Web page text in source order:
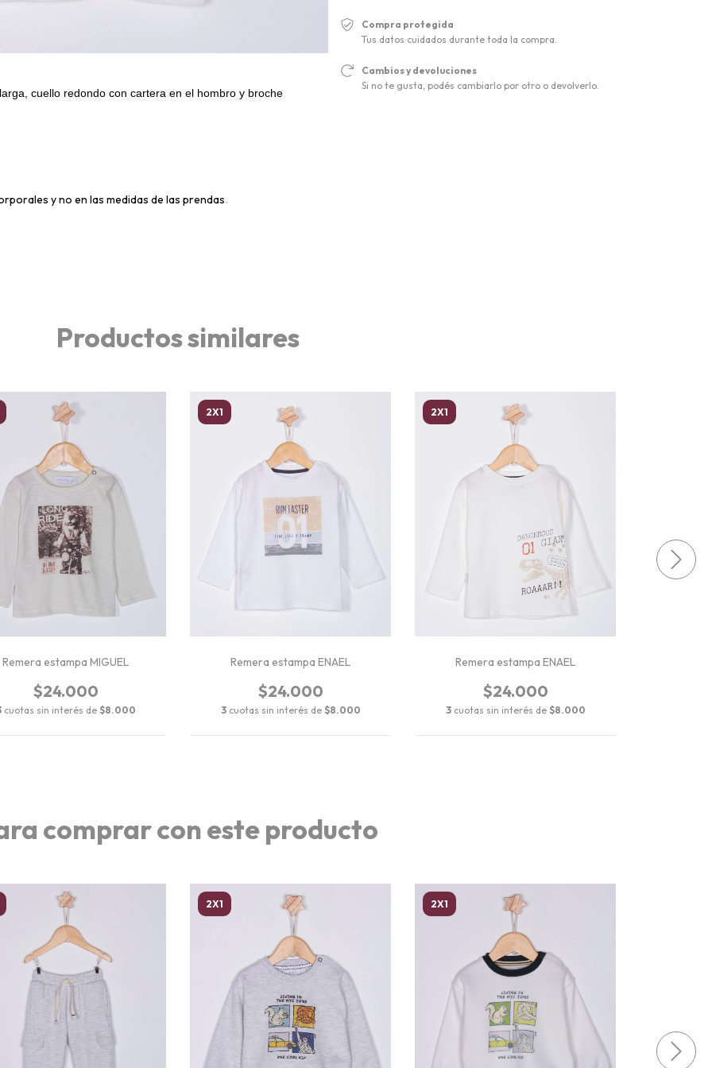
larga, cuello redondo con cartera en el hombro y broche
y no en las medidas de las prendas.
Compra protegida
Tus datos cuidados durante toda la compra.
Cambios y devoluciones
Si no te gusta, podés cambiarlo por otro o devolverlo.
Productos similares
Remera estampa MIGUEL
$24.000
cuotas sin interés de $8.000
2X1
Remera estampa ENAEL
$24.000
3 cuotas sin interés de $8.000
2X1
Remera estampa ENAEL
$24.000
3 cuotas sin interés de $8.000
comprar con este producto
2X1 2X1